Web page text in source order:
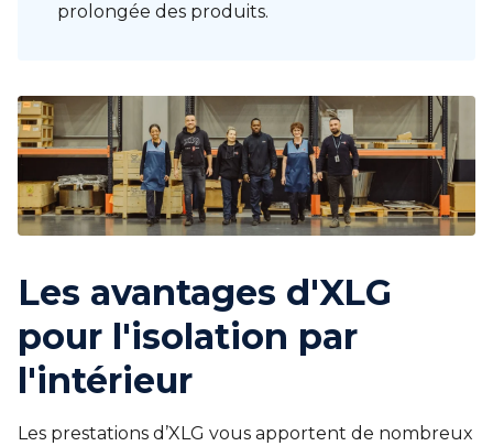
prolongée des produits.
Les avantages d'XLG
pour l'isolation par
l'intérieur
Les prestations d’XLG vous apportent de nombreux